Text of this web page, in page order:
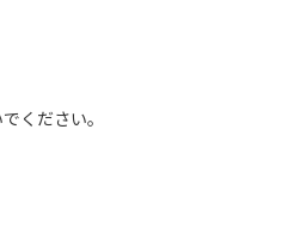
ください。